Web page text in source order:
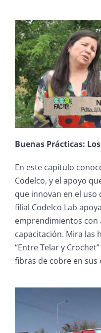
Buenas Prácticas:
En este capítulo
Codelco, y el apoyo
que innovan en el uso
filial Codelco Lab
emprendimientos con
capacitación. Mira las
“Entre Telar y
fibras de cobre en sus